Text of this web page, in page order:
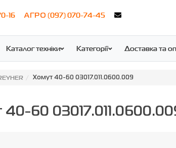
16 АГРО (097) 070-74-45
Каталог техніки Категорії Доставка та
Хомут 40-60 03017.011.0600.009
60